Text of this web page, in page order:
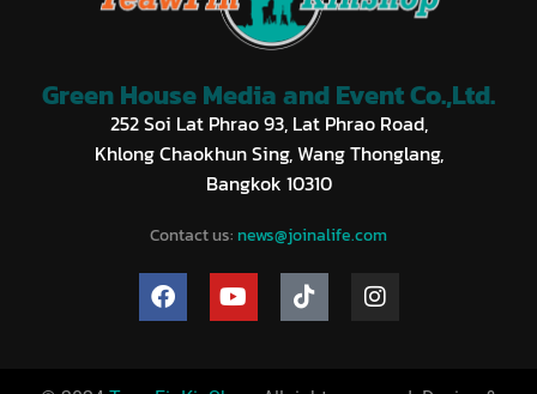
Green House Media and Event Co.,Ltd.
252 Soi Lat Phrao 93, Lat Phrao Road,
Khlong Chaokhun Sing, Wang Thonglang,
Bangkok 10310
Contact us: news@joinalife.com